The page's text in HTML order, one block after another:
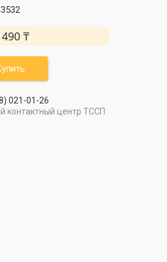
₸
021-01-26
контактный центр ТССП